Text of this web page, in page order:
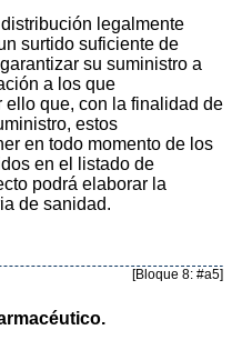
legalmente
surtido suficiente de
su suministro a
a los que
ello que, con la finalidad de
estos
en todo momento de los
en el listado de
podrá elaborar la
de sanidad.
[Bloque 8: #a5]